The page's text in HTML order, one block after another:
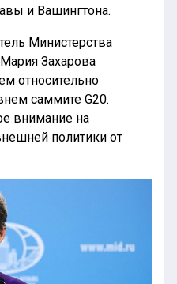
и Вашингтона.
Министерства
Захарова
относительно
саммите G20.
внимание на
политики от